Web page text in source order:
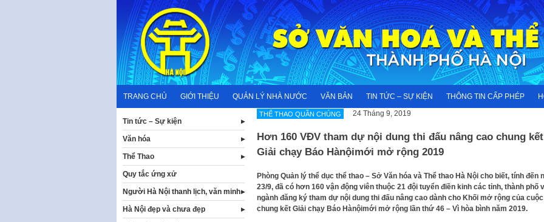
content
TRANG CHỦ GIỚI THIỆU QUẢN LÝ NHÀ NƯỚC VĂN BẢN TIN TỨC – SỰ KIỆN THÔNG TIN CẤP PHÉP
THỂ THAO QUẦN CHÚNG 24 Tháng 9, 2019
Hơn 160 VĐV tham dự nội dung thi đấu nâng cao chung kết
Giải chạy Báo Hànộimới mở rộng 2019
Phòng Quản lý thể dục thể thao – Sở Văn hóa và Thể thao Hà Nội cho biết, tính đến
23/9, đã có hơn 160 vận động viên thuộc 21 đội tuyển điền kinh các tỉnh, thành phố
ngành đăng ký tham dự nội dung thi đấu nâng cao dành cho Khối mở rộng của
chung kết Giải chạy Báo Hànộimới mở rộng lần thứ 46 – Vì hòa bình năm 2019.
Tin tức – Sự kiện
Văn hóa
Thể Thao
Quy tắc ứng xử
Người Hà Nội thanh lịch, văn minh
Hà Nội đẹp và chưa đẹp